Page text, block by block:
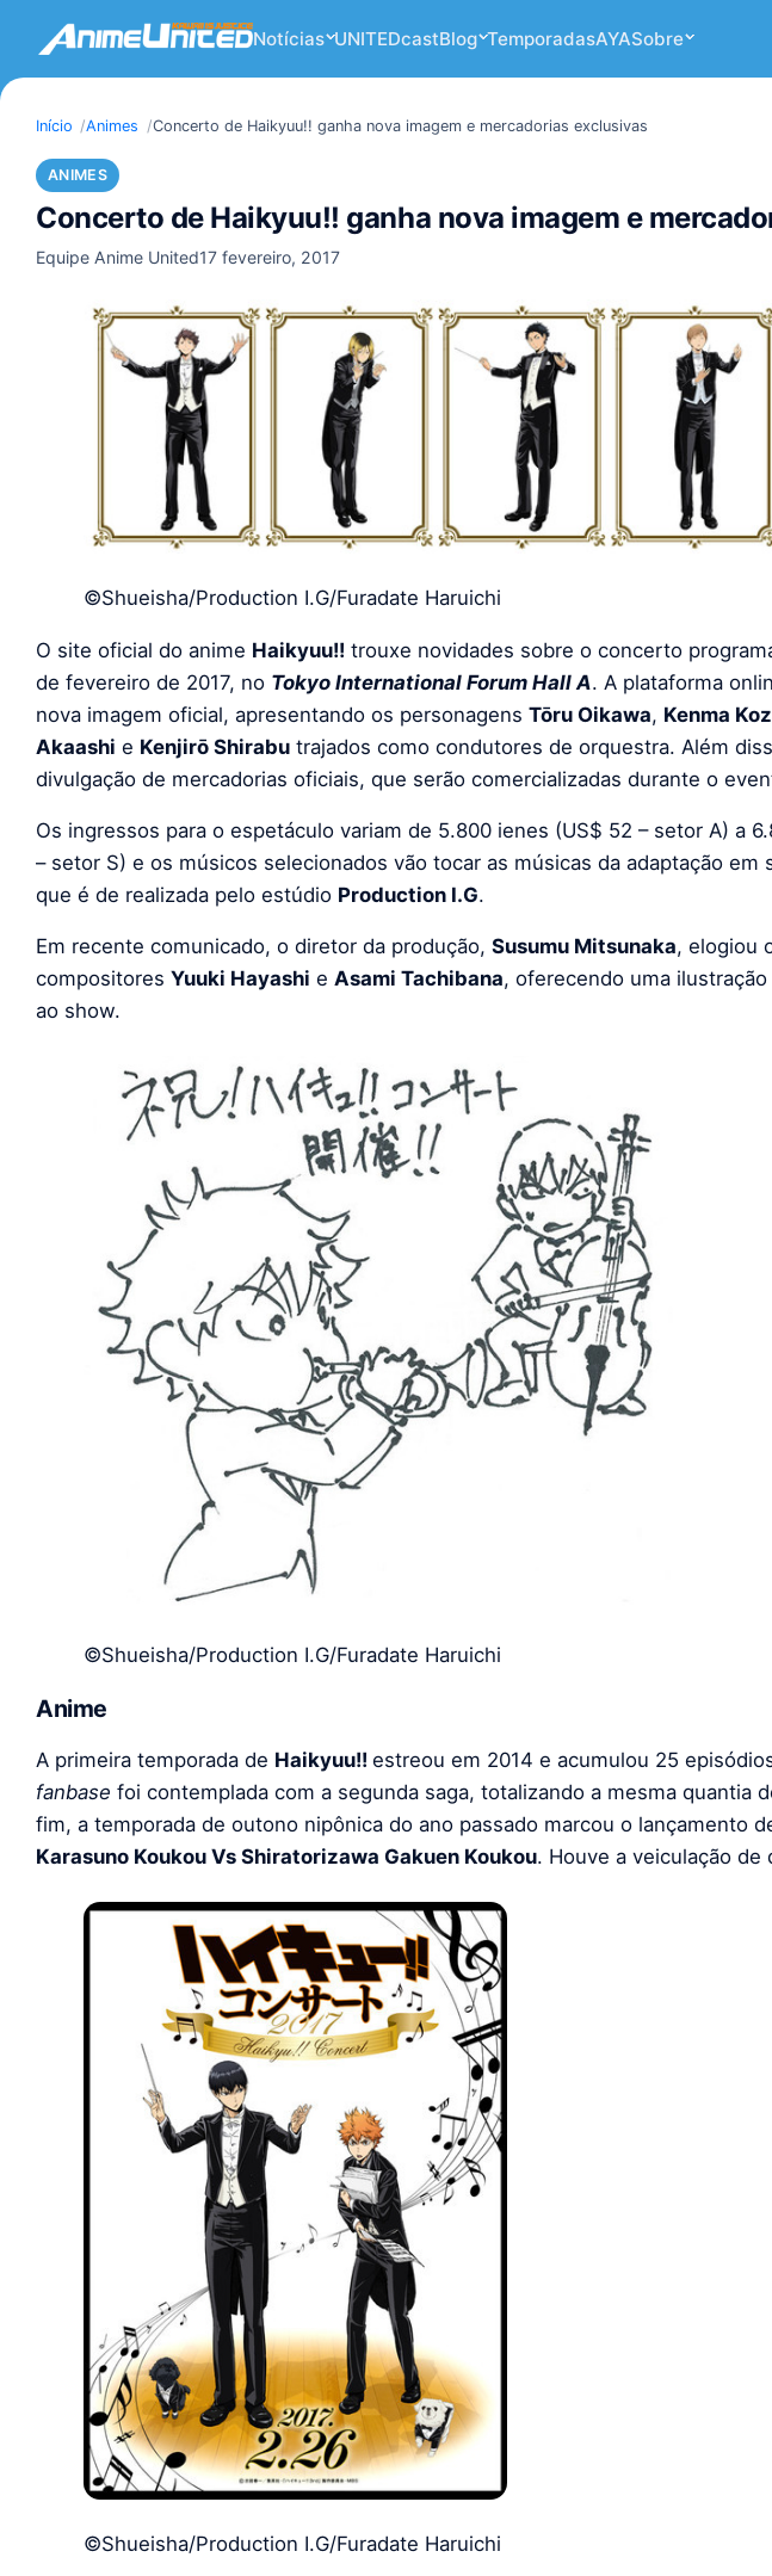
Notícias UNITEDcastBlog TemporadasAYASobre
Início Animes Concerto de Haikyuu!! ganha nova imagem e mercadorias exclusivas
ANIMES
Concerto de Haikyuu!! ganha nova imagem e
Equipe Anime United17 fevereiro, 2017
©Shueisha/Production I.G/Furadate Haruichi
O site oficial do anime Haikyuu!! trouxe novidades sobre o concerto
de fevereiro de 2017, no Tokyo International Forum Hall A. A plataforma
nova imagem oficial, apresentando os personagens Tōru Oikawa, Kenma
Akaashi e Kenjirō Shirabu trajados como condutores de orquestra. Além
divulgação de mercadorias oficiais, que serão comercializadas durante o
Os ingressos para o espetáculo variam de 5.800 ienes (US$ 52 – setor A) a
– setor S) e os músicos selecionados vão tocar as músicas da adaptação em
que é de realizada pelo estúdio Production I.G.
Em recente comunicado, o diretor da produção, Susumu Mitsunaka, elogiou
compositores Yuuki Hayashi e Asami Tachibana, oferecendo uma
ao show.
©Shueisha/Production I.G/Furadate Haruichi
Anime
A primeira temporada de Haikyuu!! estreou em 2014 e acumulou 25
fanbase foi contemplada com a segunda saga, totalizando a mesma quantia
fim, a temporada de outono nipônica do ano passado marcou o lançamento
Karasuno Koukou Vs Shiratorizawa Gakuen Koukou. Houve a veiculação de
©Shueisha/Production I.G/Furadate Haruichi